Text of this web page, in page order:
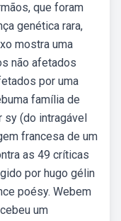
que foram
genética rara,
mostra uma
não afetados
por uma
família de
sy (do intragável
francesa de um
as 49 críticas
por hugo gélin
poésy. Webem
um